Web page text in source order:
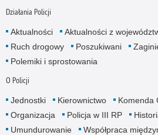
Działania Policji
Aktualności Aktualności z
Ruch drogowy
Poszukiwani
Polemiki i sprostowania
O Policji
Jednostki Kierownictwo
Komenda
Organizacja
Policja w III RP
Umundurowanie
Współpraca